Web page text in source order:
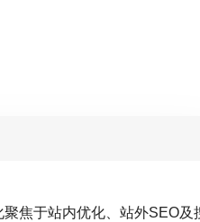
焦于站内优化、站外SEO及